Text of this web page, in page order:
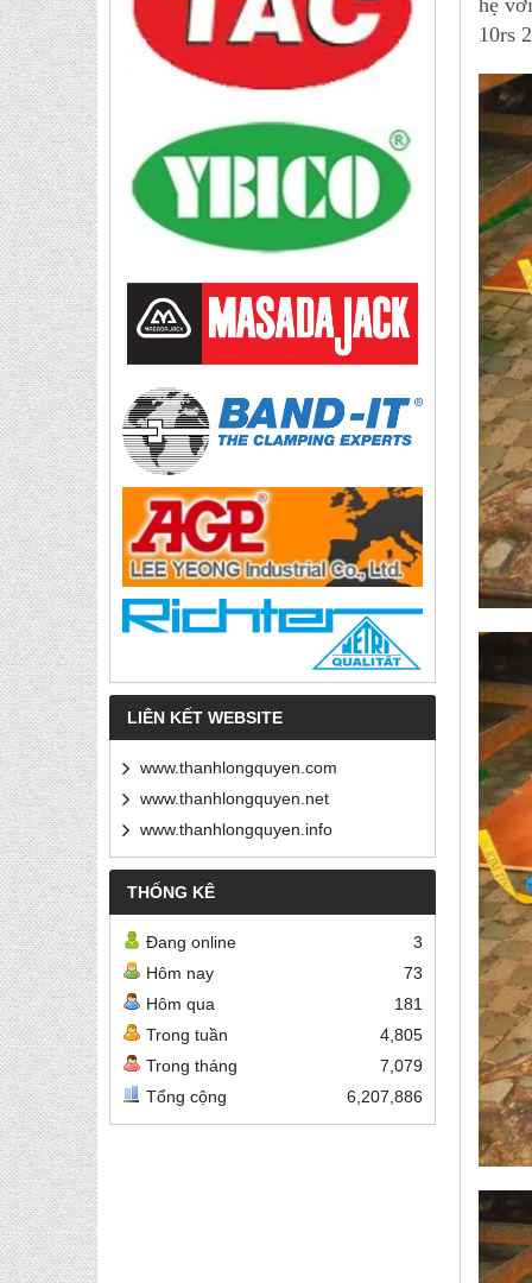
LIÊN KẾT WEBSITE
www.thanhlongquyen.com
www.thanhlongquyen.net
www.thanhlongquyen.info
THỐNG KÊ
Đang online
3
Hôm nay
73
Hôm qua
181
Trong tuần
4,805
Trong tháng
7,079
Tổng cộng
6,207,886
hệ
10rs